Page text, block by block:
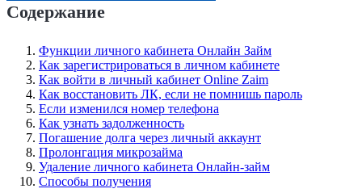
Содержание
Функции личного кабинета Онлайн Займ
Как зарегистрироваться в личном кабинете
Как войти в личный кабинет Online Zaim
Как восстановить ЛК, если не помнишь пароль
Если изменился номер телефона
Как узнать задолженность
Погашение долга через личный аккаунт
Пролонгация микрозайма
Удаление личного кабинета Онлайн-займ
Способы получения